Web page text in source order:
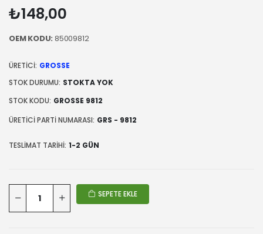
₺148,00
OEM KODU:85009812
ÜRETICI: GROSSE
STOK DURUMU: STOKTA YOK
STOK KODU: GROSSE 9812
ÜRETICI PARTI NUMARASI: GRS - 9812
TESLIMAT TARIHI: 1-2 GÜN
SEPETE EKLE